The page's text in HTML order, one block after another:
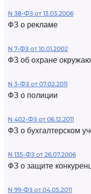
N 38-ФЗ от 13.03.2006
ФЗ о рекламе
N 7-ФЗ от 10.01.2002
ФЗ об охране
N 3-ФЗ от 07.02.2011
ФЗ о полиции
N 402-ФЗ от 06.12.2011
ФЗ о бухгалтерском
N 135-ФЗ от 26.07.2006
ФЗ о защите
N 99-ФЗ от 04.05.2011